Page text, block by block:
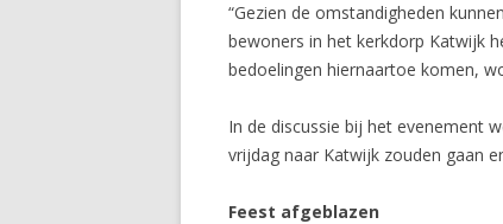
“Gezien de omstandigheden
bewoners in het kerkdorp Katwijk
bedoelingen hiernaartoe komen,
In de discussie bij het evenement
vrijdag naar Katwijk zouden gaan
Feest afgeblazen